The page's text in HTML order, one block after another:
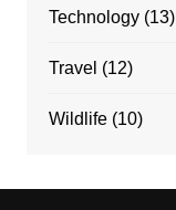
Technology(13)
Travel (12)
Wildlife(10)